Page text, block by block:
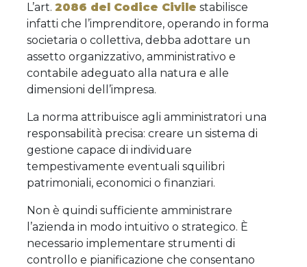
L’art. 2086 del Codice Civile stabilisce
infatti che l’imprenditore, operando in forma
societaria o collettiva, debba adottare un
assetto organizzativo, amministrativo e
contabile adeguato alla natura e alle
dimensioni dell’impresa.
La norma attribuisce agli amministratori una
responsabilità precisa: creare un sistema di
gestione capace di individuare
tempestivamente eventuali squilibri
patrimoniali, economici o finanziari.
Non è quindi sufficiente amministrare
l’azienda in modo intuitivo o strategico. È
necessario implementare strumenti di
controllo e pianificazione che consentano